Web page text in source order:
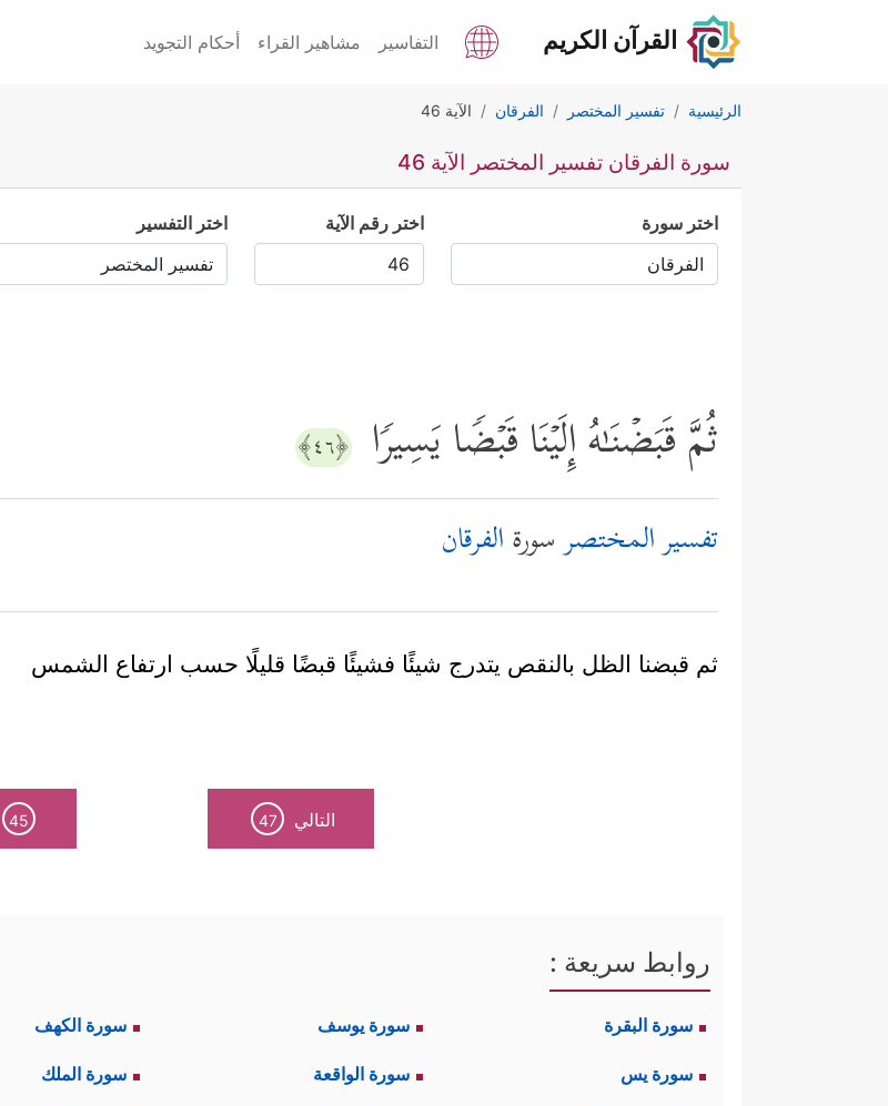
القرآن الكريم التفاسير مشاهير القراء أحكام التجويد
الرئيسية تفسير المختصر الفرقان الآية 46
سورة الفرقان تفسير المختصر الآية 46
اختر سورة اختر رقم الآية اختر التفسير
ثُمَّ قَبَضۡنَـٰهُ إِلَیۡنَا قَبۡضࣰا یَسِیرࣰا ﴿٤٦﴾
تفسير المختصرسورةالفرقان
ثم قبضنا الظل بالنقص يتدرج شيئًا فشيئًا قبضًا قليلًا حسب ارتفاع الشمس
التالي 47
45
روابط سريعة :
سورة البقرة سورة يوسف سورة الكهف
سورة يس سورة الواقعة سورة الملك